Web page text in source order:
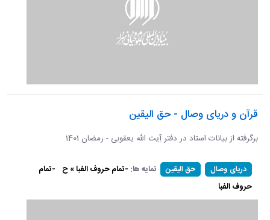
قرآن و دریای وصال - حق الیقین
برگرفته از بیانات استاد در دفتر آِیت الله یعقوبی - رمضان 1401
دریای وصال حق الیقین نمایه ها: -تمام حروف الفبا » ح -تمام
حروف الفبا